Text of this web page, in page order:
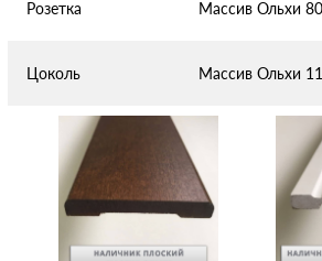
Розетка Массив Ольхи
Цоколь Массив Ольхи